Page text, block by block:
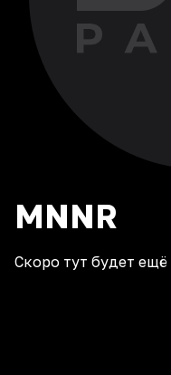
MNNR
Скоро тут будет